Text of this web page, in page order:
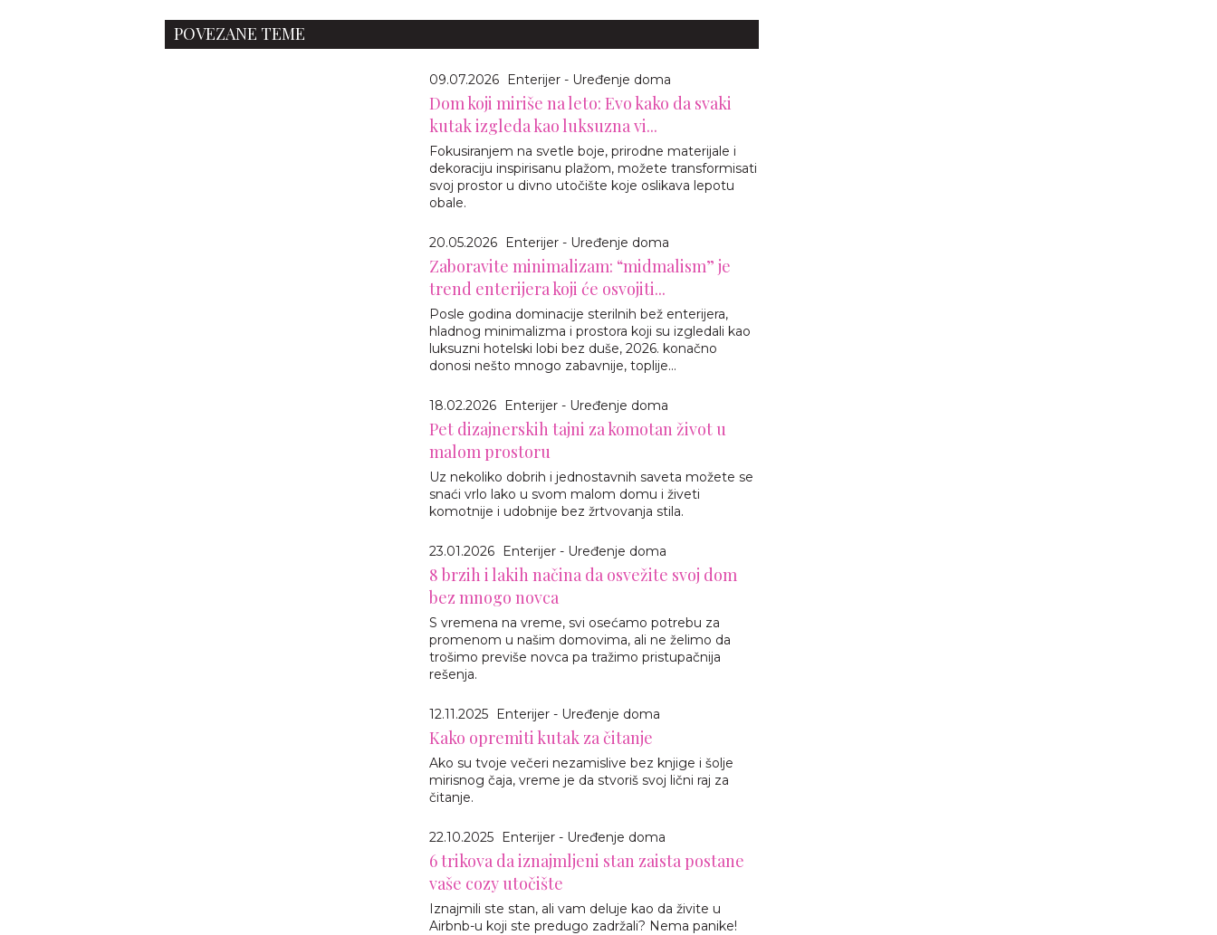
POVEZANE TEME
09.07.2026 Enterijer - Uređenje doma
Dom koji miriše na leto: Evo kako da svaki
kutak izgleda kao luksuzna vi...
Fokusiranjem na svetle boje, prirodne materijale i
dekoraciju inspirisanu plažom, možete transformisati
svoj prostor u divno utočište koje oslikava lepotu
obale.
20.05.2026 Enterijer - Uređenje doma
Zaboravite minimalizam: “midmalism” je
trend enterijera koji će osvojiti...
Posle godina dominacije sterilnih bež enterijera,
hladnog minimalizma i prostora koji su izgledali kao
luksuzni hotelski lobi bez duše, 2026. konačno
donosi nešto mnogo zabavnije, toplije...
18.02.2026 Enterijer - Uređenje doma
Pet dizajnerskih tajni za komotan život u
malom prostoru
Uz nekoliko dobrih i jednostavnih saveta možete se
snaći vrlo lako u svom malom domu i živeti
komotnije i udobnije bez žrtvovanja stila.
23.01.2026 Enterijer - Uređenje doma
8 brzih i lakih načina da osvežite svoj dom
bez mnogo novca
S vremena na vreme, svi osećamo potrebu za
promenom u našim domovima, ali ne želimo da
trošimo previše novca pa tražimo pristupačnija
rešenja.
12.11.2025 Enterijer - Uređenje doma
Kako opremiti kutak za čitanje
Ako su tvoje večeri nezamislive bez knjige i šolje
mirisnog čaja, vreme je da stvoriš svoj lični raj za
čitanje.
22.10.2025 Enterijer - Uređenje doma
6 trikova da iznajmljeni stan zaista postane
vaše cozy utočište
Iznajmili ste stan, ali vam deluje kao da živite u
Airbnb-u koji ste predugo zadržali? Nema panike!